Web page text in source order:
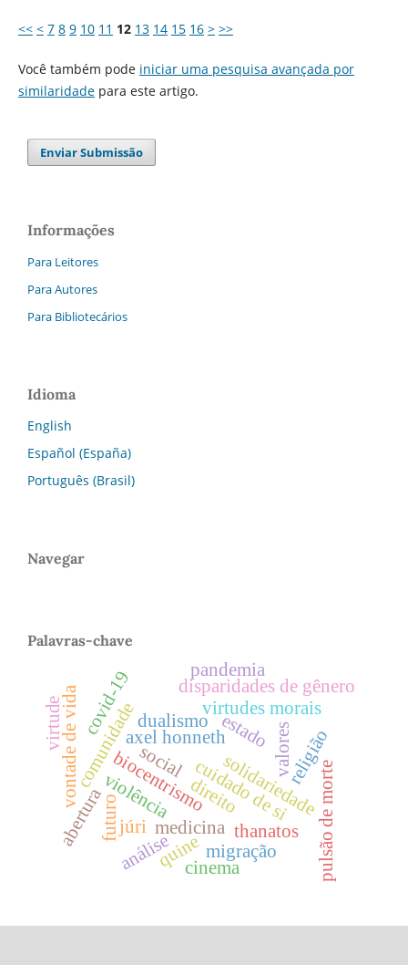
<< < 7 8 9 10 11 12 13 14 15 16 > >>
Você também pode iniciar uma pesquisa avançada por
similaridadepara este artigo.
Enviar Submissão
Informações
Para Leitores
Para Autores
Para Bibliotecários
Idioma
English
Español (España)
Português (Brasil)
Navegar
Palavras-chave
cuidado de si
violência
axel honneth
solidariedade
estado
comunidadebiocentrismo
virtudes morais
religião
medicina
dualismo
pulsão de morte
thanatos
vontade de vida disparidades de gênero
futuro
pandemia
covid-19
valores
abertura
análise
social
quine migração
direito
virtude
júri
cinema